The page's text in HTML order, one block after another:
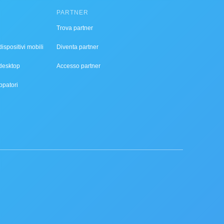
mobili
PARTNER
Trova partner
Diventa partner
Accesso partner